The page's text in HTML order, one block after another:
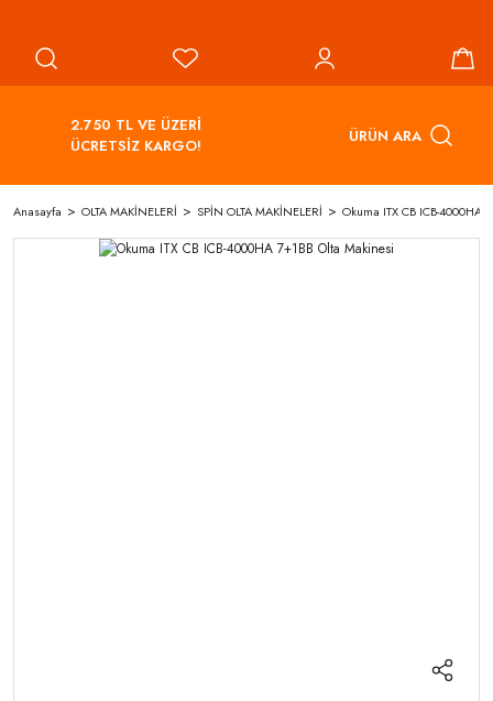
2.750 TL VE ÜZERİ
ÜCRETSİZ KARGO!
ÜRÜN ARA
Anasayfa OLTA MAKİNELERİ SPİN OLTA MAKİNELERİ Okuma ITX CB ICB-4000HA